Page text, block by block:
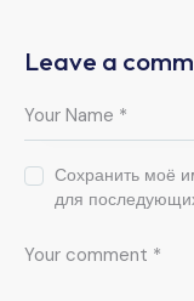
Leave a
Сохранить моё
для